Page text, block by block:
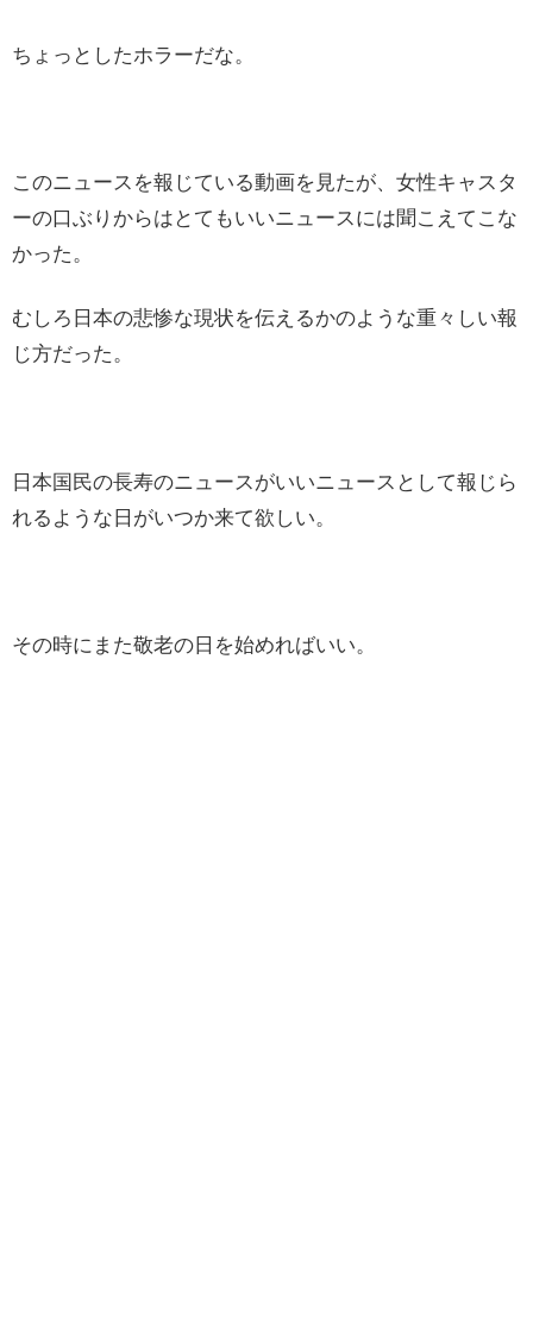
ちょっとしたホラーだな。
このニュースを報じている動画を見たが、女性キャスタ
ーの口ぶりからはとてもいいニュースには聞こえてこな
かった。
むしろ日本の悲惨な現状を伝えるかのような重々しい報
じ方だった。
日本国民の長寿のニュースがいいニュースとして報じら
れるような日がいつか来て欲しい。
その時にまた敬老の日を始めればいい。